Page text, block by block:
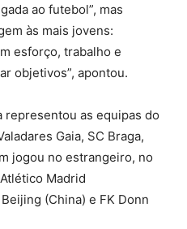
ao futebol”, mas
às mais jovens:
esforço, trabalho e
objetivos”, apontou.
representou as equipas do
Gaia, SC Braga,
jogou no estrangeiro, no
Madrid
(China) e FK Donn